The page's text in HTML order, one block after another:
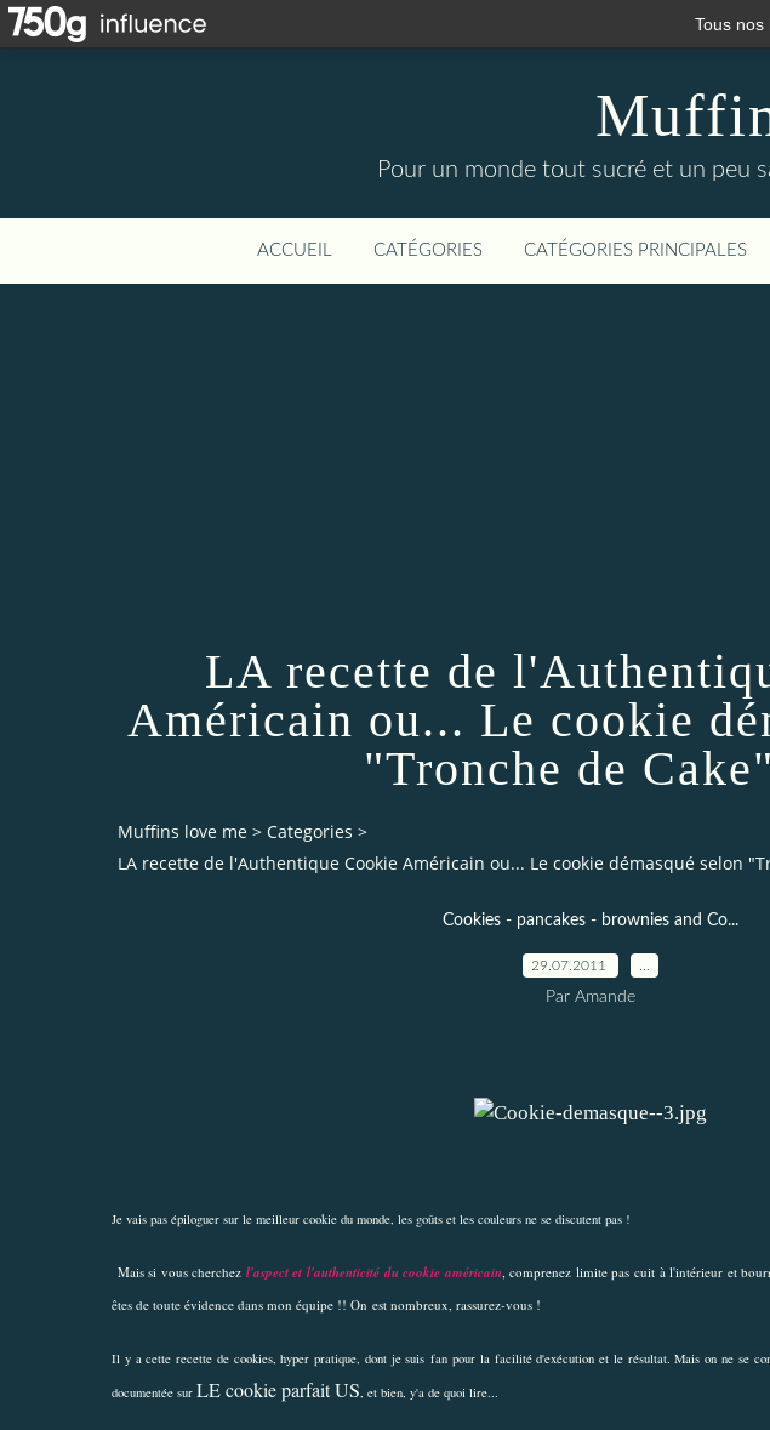
Tous nos
Pour un monde tout sucré et un peu
ACCUEIL CATÉGORIES CATÉGORIES PRINCIPALES
LA recette de
Américain ou... Le cookie
"Tronche de
Muffins love me > Categories >
LA recette de l'Authentique Cookie Américain ou... Le cookie démasqué selon
Cookies - pancakes - brownies and Co...
29.07.2011
Par Amande
Je vais pas épiloguer sur le meilleur cookie du monde, les goûts et les couleurs ne se discutent pas !
Mais si vous cherchez l'aspect et l'authenticité du cookie américain, comprenez limite pas cuit à l'intérieur et
êtes de toute évidence dans mon équipe !! On est nombreux, rassurez-vous !
Il y a cette recette de cookies, hyper pratique, dont je suis fan pour la facilité d'exécution et le résultat. Mais on ne se
documentée sur LE cookie parfait US , et bien, y'a de quoi lire...